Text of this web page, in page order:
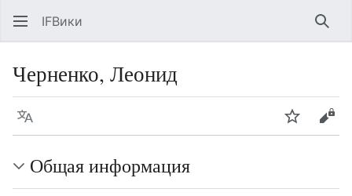
IFВики
Черненко, Леонид
Язык Следить
Общая информация